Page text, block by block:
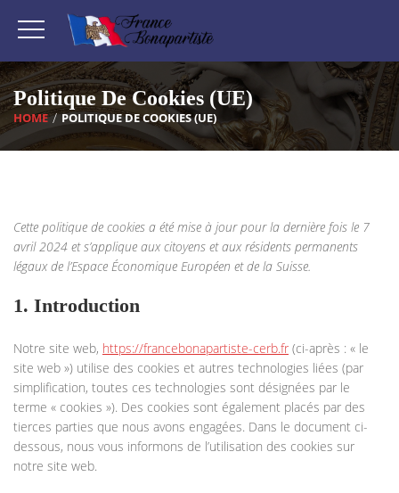
Politique De Cookies (UE)
HOME POLITIQUE DE COOKIES (UE)
Cette politique de cookies a été mise à jour pour la dernière fois le 7
avril 2024 et s’applique aux citoyens et aux résidents permanents
légaux de l’Espace Économique Européen et de la Suisse.
1. Introduction
Notre site web, https://francebonapartiste-cerb.fr (ci-après : « le
site web ») utilise des cookies et autres technologies liées (par
simplification, toutes ces technologies sont désignées par le
terme « cookies »). Des cookies sont également placés par des
tierces parties que nous avons engagées. Dans le document ci-
dessous, nous vous informons de l’utilisation des cookies sur
notre site web.